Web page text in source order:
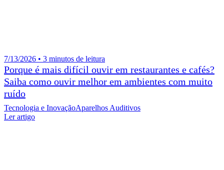
7/13/2026 • 3 minutos de leitura
Porque é mais difícil ouvir em restaurantes e cafés?
Saiba como ouvir melhor em ambientes com muito
ruído
Tecnologia e InovaçãoAparelhos Auditivos
Ler artigo